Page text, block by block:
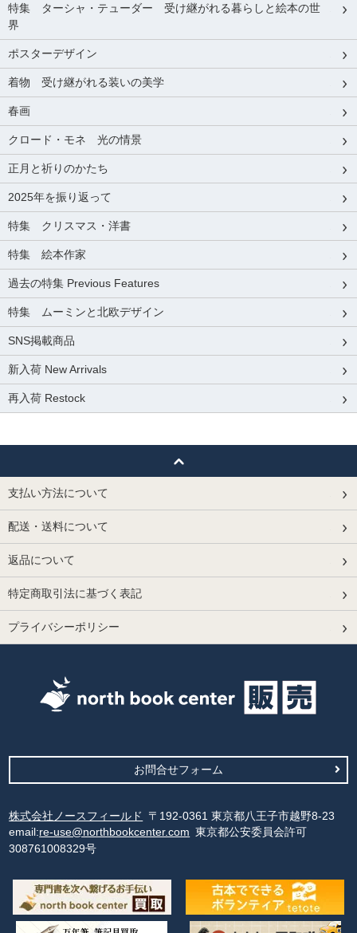
特集 ターシャ・テューダー 受け継がれる暮らしと絵本の世
界
ポスターデザイン
着物 受け継がれる装いの美学
春画
クロード・モネ 光の情景
正月と祈りのかたち
2025年を振り返って
特集 クリスマス・洋書
特集 絵本作家
過去の特集 Previous Features
特集 ムーミンと北欧デザイン
SNS掲載商品
新入荷 New Arrivals
再入荷 Restock
支払い方法について
配送・送料について
返品について
特定商取引法に基づく表記
プライバシーポリシー
お問合せフォーム
株式会社ノースフィールド
〒192-0361 東京都八王子市越野8-23
email:re-use@northbookcenter.com 東京都公安委員会許可
308761008329号